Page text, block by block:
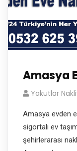
Amasya
Yakutlar
Amasya evden
sigortalı ev
şehirlerarası